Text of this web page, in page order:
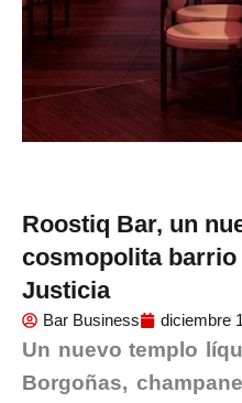
Roostiq Bar, un
cosmopolita
Justicia
Bar Business diciembre
Un nuevo templo
Borgoñas,